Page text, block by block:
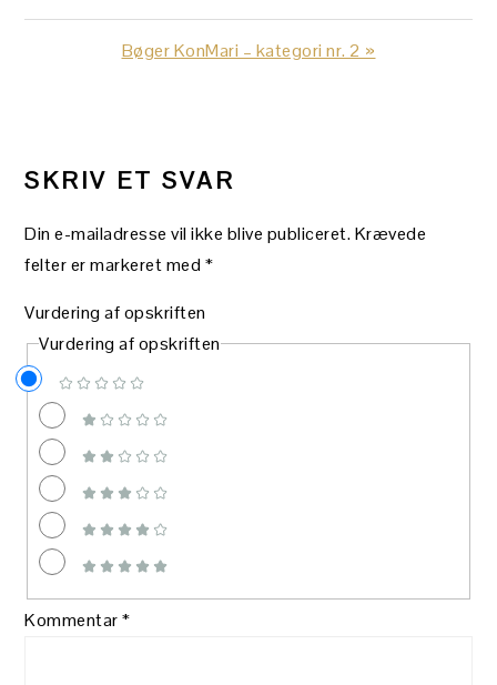
Post:
Next
Bøger KonMari – kategori nr. 2 »
SKRIV ET SVAR
Din e-mailadresse vil ikke blive publiceret.Krævede
felter er markeret med *
Vurdering af opskriften
Vurdering af opskriften
Kommentar*